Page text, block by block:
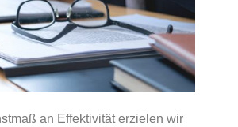
an Effektivität erzielen wir